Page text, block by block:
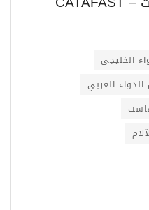
الخليجي
العربي